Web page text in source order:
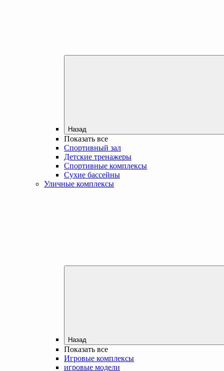
Назад
Показать все
Спортивный зал
Детские тренажеры
Спортивные комплексы
Сухие бассейны
Уличные комплексы
Назад
Показать все
Игровые комплексы
игровые модели